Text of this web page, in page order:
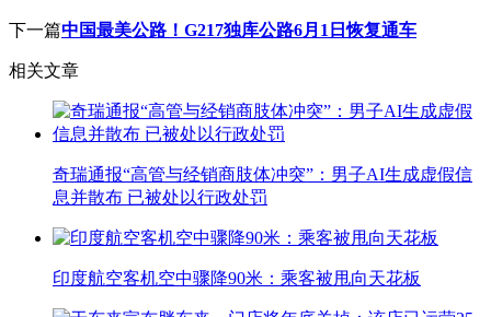
下一篇中国最美公路！G217独库公路6月1日恢复通车
相关文章
奇瑞通报“高管与经销商肢体冲突”：男子AI生成虚假信
息并散布 已被处以行政处罚
印度航空客机空中骤降90米：乘客被甩向天花板